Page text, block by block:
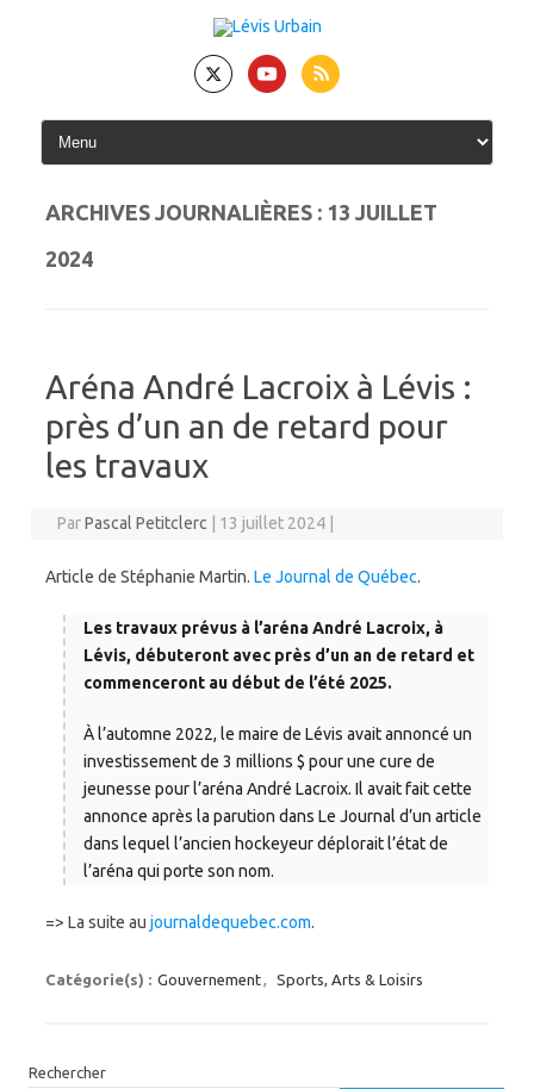
ARCHIVES JOURNALIÈRES : 13 JUILLET
2024
Aréna André Lacroix à Lévis :
près d’un an de retard pour
les travaux
ParPascal Petitclerc 13 juillet 2024
Article de Stéphanie Martin. Le Journal de Québec.
Les travaux prévus à l’aréna André Lacroix, à
Lévis, débuteront avec près d’un an de retard et
commenceront au début de l’été 2025.
À l’automne 2022, le maire de Lévis avait annoncé un
investissement de 3 millions $ pour une cure de
jeunesse pour l’aréna André Lacroix. Il avait fait cette
annonce après la parution dans Le Journal d’un article
dans lequel l’ancien hockeyeur déplorait l’état de
l’aréna qui porte son nom.
=> La suite au journaldequebec.com.
Catégorie(s) : Gouvernement, Sports, Arts & Loisirs
Rechercher